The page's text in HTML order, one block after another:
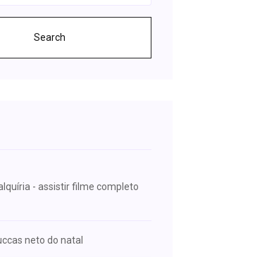
Search
- assistir filme completo
neto do natal